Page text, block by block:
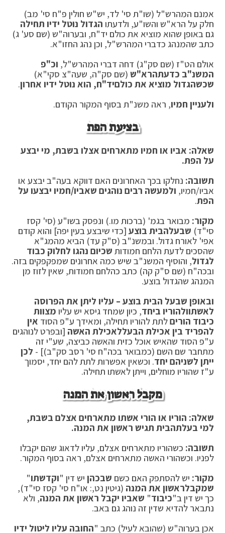
אמנם המהרש"ל (שו"ת סי' לד, יש"ש חולין פ"ח סי' מב)
חלק על הרא"ש והשו"ע, ולדעתו הגדול נוטל ידיו תחילה
גם באופן שהוא מוציא את כולם יד"ח, ובערוה"ש (שם סע' ג)
כתב שהמנהג כדברי המהרש"ל, וכן נהג החזו"א.
אולם הט"ז (שם סק"ג) דחה דברי המהרש"ל, וכ"פ
המשנ"ב כדעתהרא"ש (שם סק"ה, שעה"צ סקי"א)
שכשהגדול מוציא את כולםיד"ח, הוא נוטל ידיו אחרון.
ולעניין חמיו, ראה משנ"ת בסוף המקור הקודם.
בציעת הפת
שאלה: אביו או חמיו מתארחים אצלו בשבת, מי יבצע
על הפת.
תשובה: נחלקו בכך האחרונים האם דווקא בעה"ב יבצע או
אביו/חמיו, ולמעשה רבים נוהגים שאביו/חמיו יבצעו על
הפת.
מקור: מבואר בגמ' (ברכות מו.) ונפסק בשו"ע (סי' קסז
סי"ד) שבעלהבית בוצע [כדי שיבצע בעין יפה] והוא קודם
אפי' לאורח גדול. ובמשנ"ב (ס"ק עד) הביא מהמג"א
שהסכים לדעת הלחם חמודות שכיום נהגו לחלוק כבוד
לגדול, והוסיף המשנ"ב שיש כמה אחרונים שמפקפקים בזה.
ובכה"ח (שם ס"ק קה) כתב כהלחם חמודות, שאין לזוז מן
המנהג שהגדול בוצע.
ובאופן שבעל הבית בוצע – עליו ליתן את הפרוסה
לאשתוולהוריו ביחד, כיון שמחד גיסא יש עליו מצוות
כיבוד הוריםלתת להוריו תחילה, ומאידך ע"פ הסוד אין
להפריד בין אכילת הבעללאכילת האשה [ובפרט לנוהגים
ע"פ הסוד שהאיש אוכל כזית והאשה כביצה, שע"י זה
מתחבר שם השם (כמבואר בכה"ח סי' רסב סק"ב)] - לכן
ייתן לשניהם יחד. וכשאין אפשרות לתת להם יחד, יסמוך
ע"ז שהוריו מוחלים, וייתן לאשתו תחילה.
מקבל ראשון את המנה
שאלה: הוריו או הורי אשתו מתארחים אצלם בשבת,
למי בעלתהבית תגיש ראשון את המנה.
תשובה: כשהוריו מתארחים אצלם, עליו לדאוג שהם יקבלו
לפניו. וכשהורי האשה מתארחים אצלם, ראה בסוף המקור.
מקור: יש להסתפק האם כשם שבכהן יש דין "וקדשתו"
שמקבלראשון את המנה (גיטין נט,: או"ח סי' קסז סי"ד),
כך יש דין ב"כיבוד" שאביו יקבל ראשון את המנה, ולא
נתבאר להדיא שדין זה נוהג גם באב.
אכן בערוה"ש (שהובא לעיל) כתב "החובה עליו ליטול ידיו